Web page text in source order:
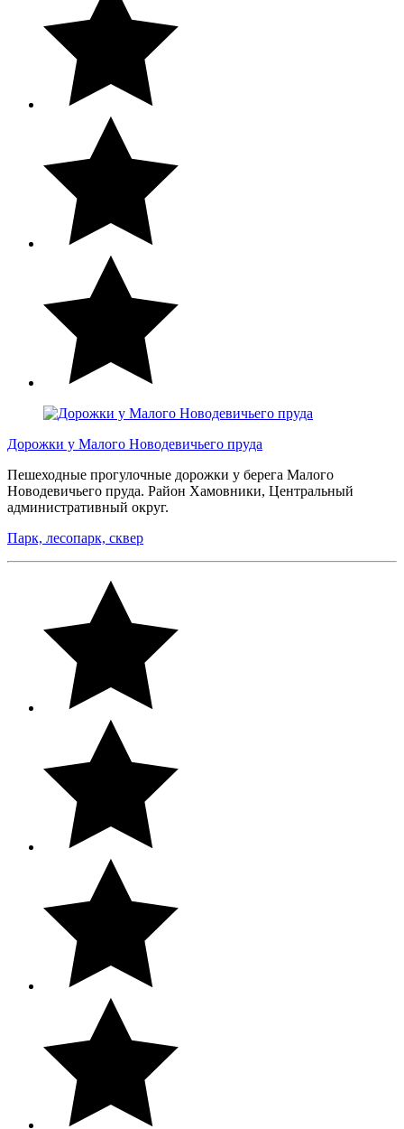
Дорожки у Малого Новодевичьего пруда
Пешеходные прогулочные дорожки у берега Малого
Новодевичьего пруда. Район Хамовники, Центральный
административный округ.
Парк, лесопарк, сквер